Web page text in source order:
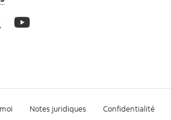
Notes juridiques Confidentialité